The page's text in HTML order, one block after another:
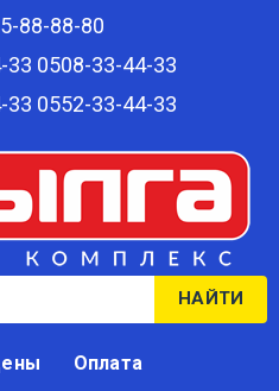
88-88-80‬
33 0508-33-44-33
33 0552-33-44-33
НАЙТИ
Оплата